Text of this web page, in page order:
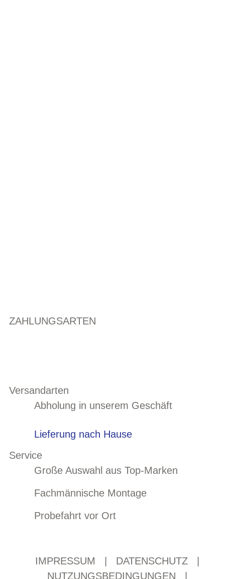
ZAHLUNGSARTEN
Versandarten
Abholung in unserem Geschäft
Lieferung nach Hause
Service
Große Auswahl aus Top-Marken
Fachmännische Montage
Probefahrt vor Ort
IMPRESSUM DATENSCHUTZ
NUTZUNGSBEDINGUNGEN